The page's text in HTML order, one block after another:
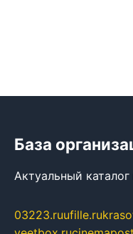
База
Актуальный
03223.ruufille.ru